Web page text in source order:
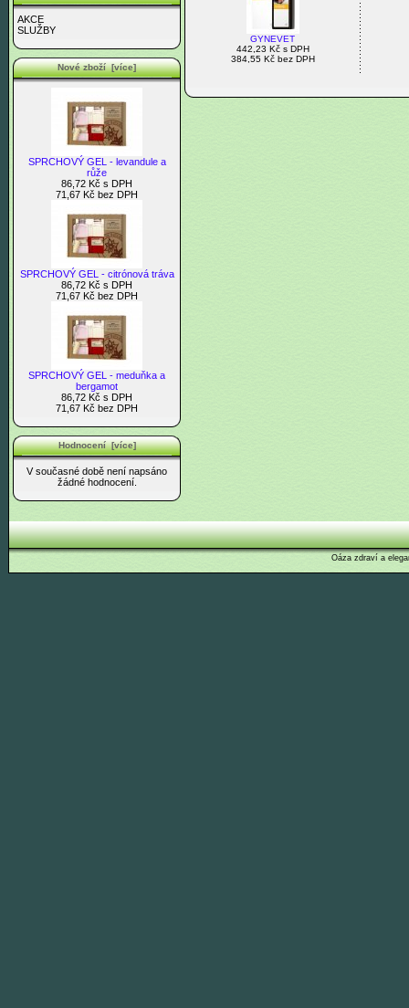
AKCE
SLUŽBY
Nové zboží [více]
SPRCHOVÝ GEL - levandule a
růže
86,72 Kč s DPH
71,67 Kč bez DPH
SPRCHOVÝ GEL - citrónová tráva
86,72 Kč s DPH
71,67 Kč bez DPH
SPRCHOVÝ GEL - meduňka a
bergamot
86,72 Kč s DPH
71,67 Kč bez DPH
Hodnocení [více]
V současné době není napsáno
žádné hodnocení.
GYNEVET
442,23 Kč s DPH
384,55 Kč bez DPH
Oáza zdraví a